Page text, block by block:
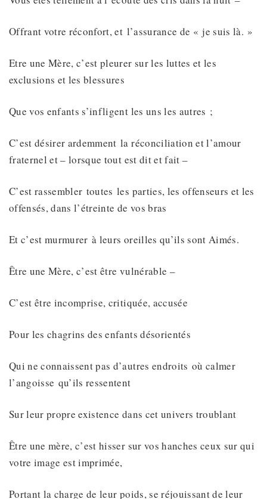
Offrant votre réconfort, et l’assurance de « je suis là. »
Etre une Mère, c’est pleurer sur les luttes et les
exclusions et les blessures
Que vos enfants s’infligent les uns les autres ;
C’est désirer ardemment la réconciliation et l’amour
fraternel et – lorsque tout est dit et fait –
C’est rassembler toutes les parties, les offenseurs et les
offensés, dans l’étreinte de vos bras
Et c’est murmurer à leurs oreilles qu’ils sont Aimés.
Être une Mère, c’est être vulnérable –
C’est être incomprise, critiquée, accusée
Pour les chagrins des enfants désorientés
Qui ne connaissent pas d’autres endroits où calmer
l’angoisse qu’ils ressentent
Sur leur propre existence dans cet univers troublant
Être une mère, c’est hisser sur vos hanches ceux sur qui
votre image est imprimée,
Portant la charge de leur poids, se réjouissant de leur